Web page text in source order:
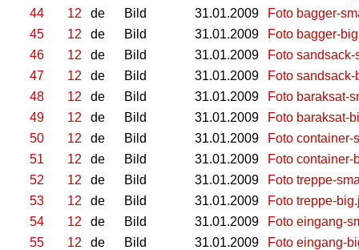
44
12 de Bild 31.01.2009
Foto bagger-
45
12 de Bild 31.01.2009
Foto bagger-
46
12 de Bild 31.01.2009
Foto
47
12 de Bild 31.01.2009
Foto sandsack-
48
12 de Bild 31.01.2009
Foto baraksat-
49
12 de Bild 31.01.2009
Foto baraksat-
50
12 de Bild 31.01.2009
Foto container-
51
12 de Bild 31.01.2009
Foto container-
52
12 de Bild 31.01.2009
Foto treppe-
53
12 de Bild 31.01.2009
Foto treppe-
54
12 de Bild 31.01.2009
Foto eingang-
55
12 de Bild 31.01.2009
Foto eingang-